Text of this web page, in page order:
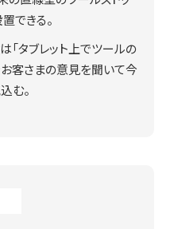
できる。
タブレット上でツールの
客さまの意見を聞いて今
む。